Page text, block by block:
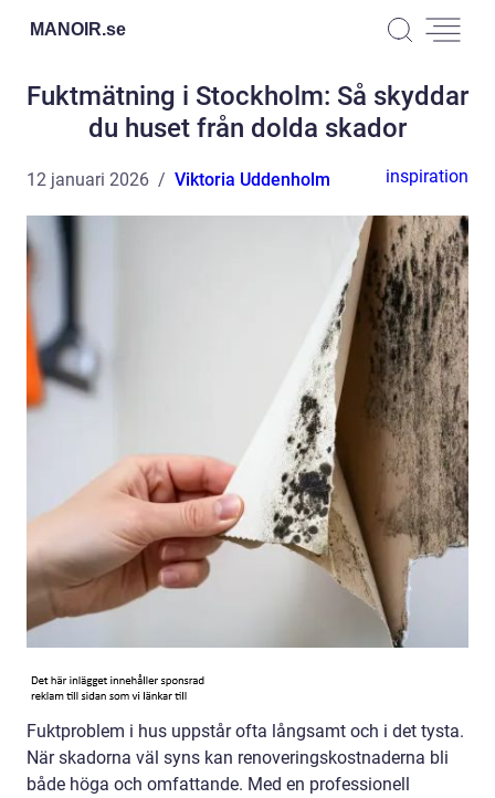
MANOIR.se
Fuktmätning i Stockholm: Så skyddar
du huset från dolda skador
12 januari 2026 Viktoria Uddenholm inspiration
Fuktproblem i hus uppstår ofta långsamt och i det tysta.
När skadorna väl syns kan renoveringskostnaderna bli
både höga och omfattande. Med en professionell